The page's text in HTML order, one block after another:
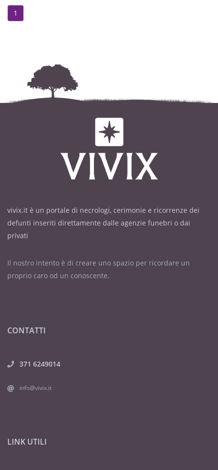
1
vivix.it è un portale di necrologi, cerimonie e ricorrenze dei
defunti inseriti direttamente dalle agenzie funebri o dai
privati
Il nostro intento è di creare uno spazio per ricordare un
proprio caro od un conoscente.
CONTATTI
371 6249014
info@vivix.it
LINK UTILI